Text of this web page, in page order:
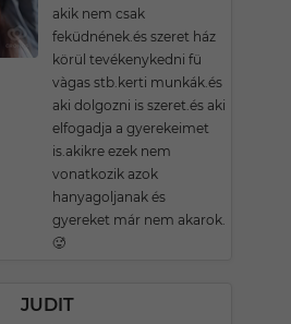
akik nem csak
feküdnének.és szeret ház
körül tevékenykedni fü
vàgas stb.kerti munkák.és
aki dolgozni is szeret.és aki
elfogadja a gyerekeimet
is.akikre ezek nem
vonatkozik azok
hanyagoljanak és
gyereket már nem akarok.
🥵
JUDIT